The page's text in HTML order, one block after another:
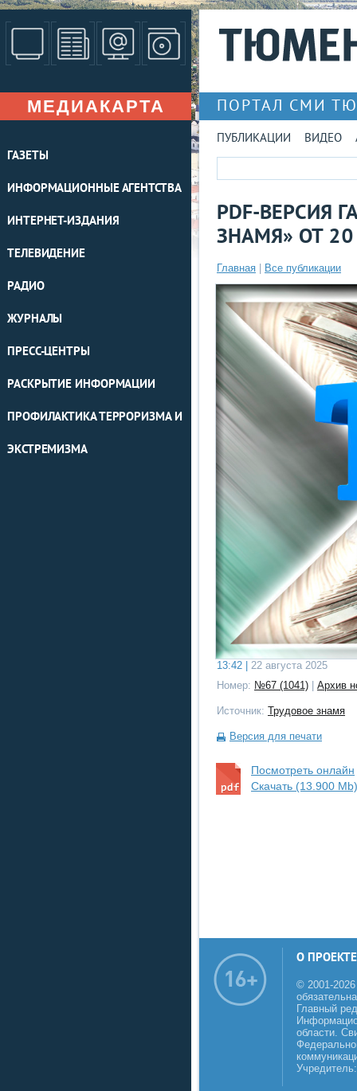
МЕДИАКАРТА
ГАЗЕТЫ
ИНФОРМАЦИОННЫЕ АГЕНТСТВА
ИНТЕРНЕТ-ИЗДАНИЯ
ТЕЛЕВИДЕНИЕ
РАДИО
ЖУРНАЛЫ
ПРЕСС-ЦЕНТРЫ
РАСКРЫТИЕ ИНФОРМАЦИИ
ПРОФИЛАКТИКА ТЕРРОРИЗМА И
ЭКСТРЕМИЗМА
ПОРТАЛ СМИ
ПУБЛИКАЦИИ ВИДЕО
PDF-ВЕРСИЯ
ЗНАМЯ» ОТ
Главная Все публикации
13:42 |
22 августа 2025
Номер: №67 (1041) Архив
Источник: Трудовое знамя
Версия для печати
Посмотреть онлайн
Скачать (13.900 Mb)
О ПРОЕКТЕ
© 2001-
Главный
области.